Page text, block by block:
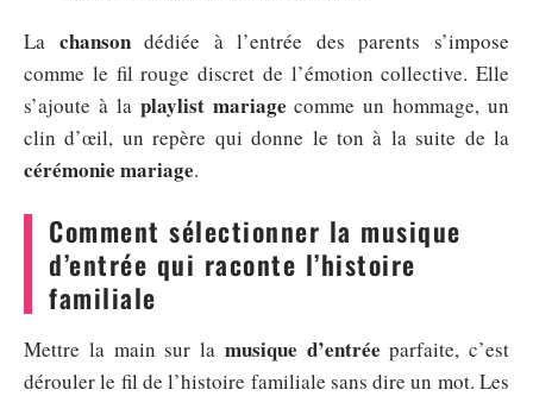
La chansondédiée à l’entrée des parents s’impose
comme le fil rouge discret de l’émotion collective. Elle
s’ajoute à la playlist mariage comme un hommage, un
clin d’œil, un repère qui donne le ton à la suite de la
cérémonie mariage.
Comment sélectionner la musique
d’entrée qui raconte l’histoire
familiale
Mettre la main sur la musique d’entrée parfaite, c’est
dérouler le fil de l’histoire familiale sans dire un mot. Les